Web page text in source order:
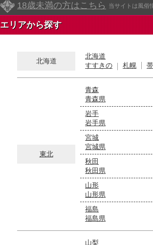
18歳未満の方はこちら 当サイトは風俗
エリアから探す
北海道
北海道
すすきの
札幌
東北
青森
青森県
岩手
岩手県
宮城
宮城県
秋田
秋田県
山形
山形県
福島
福島県
山梨